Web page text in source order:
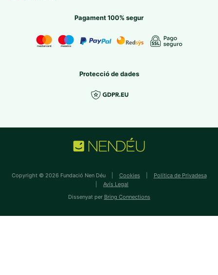
Pagament 100% segur
Protecció de dades
Copyright © 2026 Fundació Nen Déu | Cookies
Política de Privadesa
Avís Legal
Dissenyat per Bring Connections